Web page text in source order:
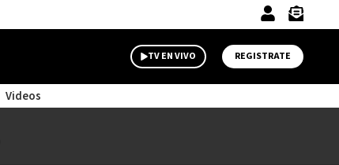
TV EN VIVO REGISTRATE
Videos